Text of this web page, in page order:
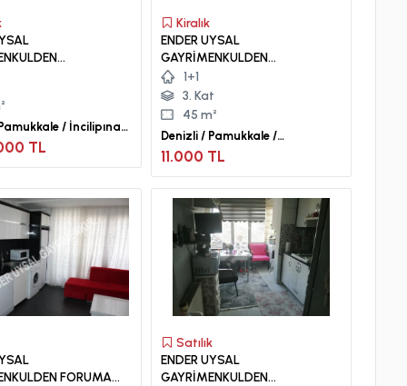
DA SATILIK ÜÇ
BİNA...
/ İncilipınar
TL
Kiralık
ENDER UYSAL
GAYRİMENKULDEN
ASMALIEVLERDE KLİMALI
BALKONLU 1+1 KİRALIK
APART...
1+1
3. Kat
45 m²
Denizli / Pamukkale /
Asmalıevler Mah.
11.000 TL
FORUMA
Satılık
ENDER UYSAL
GAYRİMENKULDEN